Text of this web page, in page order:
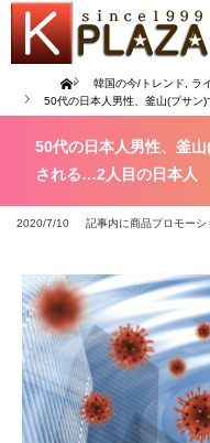
Home 韓国の今/トレンド
ラ
50代の日本人男性、釜山(プサン
50代の日本人男性、釜
される…2人目の日本人
2020/7/10 記事内に商品プロモー